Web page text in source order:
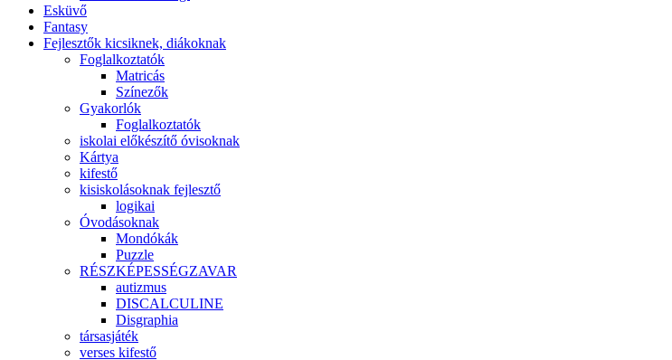
Esküvő
Fantasy
Fejlesztők kicsiknek, diákoknak
Foglalkoztatók
Matricás
Színezők
Gyakorlók
Foglalkoztatók
iskolai előkészítő óvisoknak
Kártya
kifestő
kisiskolásoknak fejlesztő
logikai
Óvodásoknak
Mondókák
Puzzle
RÉSZKÉPESSÉGZAVAR
autizmus
DISCALCULINE
Disgraphia
társasjáték
verses kifestő